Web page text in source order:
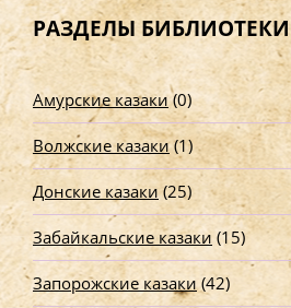
т
и
:
РАЗДЕЛЫ БИБЛИОТЕКИ
Амурские казаки(0)
Волжские казаки(1)
Донские казаки(25)
Забайкальские казаки (15)
Запорожские казаки(42)